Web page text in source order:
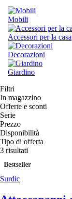
Mobili
Accessori per la casa
Decorazioni
Giardino
Filtri
In magazzino
Offerte e sconti
Serie
Prezzo
Disponibilità
Tipo di offerta
3 risultati
Bestseller
Surdic